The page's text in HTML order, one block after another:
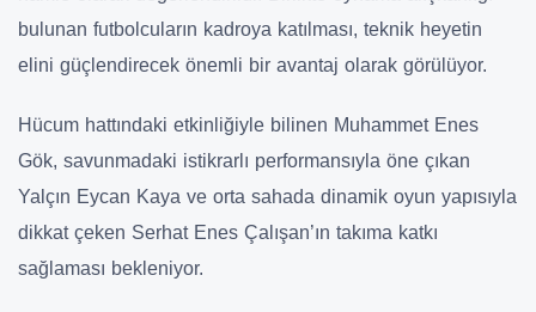
bulunan futbolcuların kadroya katılması, teknik heyetin
elini güçlendirecek önemli bir avantaj olarak görülüyor.
Hücum hattındaki etkinliğiyle bilinen Muhammet Enes
Gök, savunmadaki istikrarlı performansıyla öne çıkan
Yalçın Eycan Kaya ve orta sahada dinamik oyun yapısıyla
dikkat çeken Serhat Enes Çalışan’ın takıma katkı
sağlaması bekleniyor.